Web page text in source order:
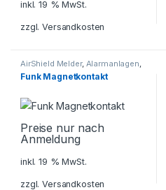
inkl. 19 % MwSt.
zzgl.Versandkosten
AirShield Melder, Alarmanlagen,
Dahua AirShield
Sicherheitstechnik
Funk Magnetkontakt
Preise nur nach
Anmeldung
inkl. 19 % MwSt.
zzgl.Versandkosten